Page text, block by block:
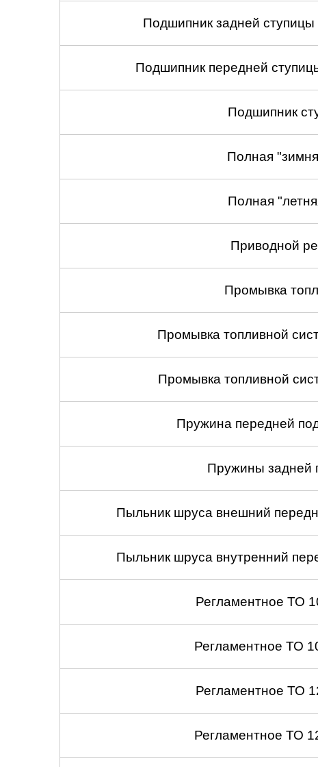
Подшипник задней
Подшипник передней
Подшипник
Полная
Полная
Приводной
Промывка
Промывка топливной
Промывка топливной
Пружина передней
Пружины задней
Пыльник шруса внешний
Пыльник шруса внутренний
Регламентное ТО
Регламентное ТО
Регламентное ТО
Регламентное ТО